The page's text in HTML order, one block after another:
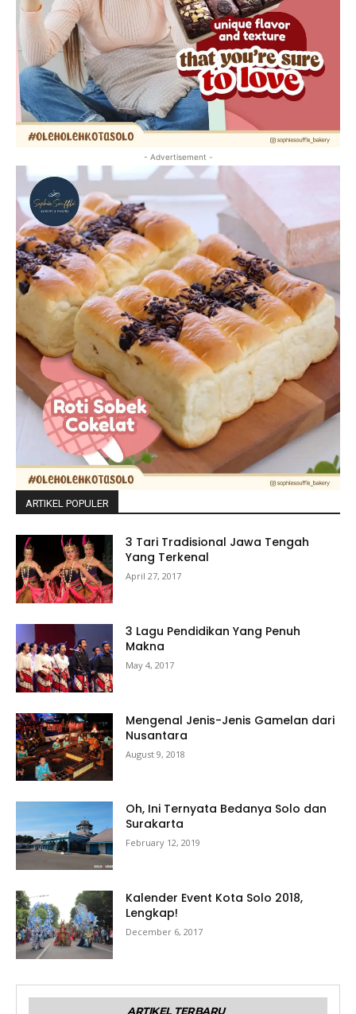
- Advertisement -
ARTIKEL POPULER
3 Tari Tradisional Jawa Tengah
Yang Terkenal
April 27, 2017
3 Lagu Pendidikan Yang Penuh
Makna
May 4, 2017
Mengenal Jenis-Jenis Gamelan dari
Nusantara
August 9, 2018
Oh, Ini Ternyata Bedanya Solo dan
Surakarta
February 12, 2019
Kalender Event Kota Solo 2018,
Lengkap!
December 6, 2017
ARTIKEL TERBARU